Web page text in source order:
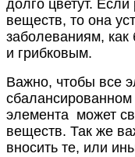
долго цветут.
веществ, то она
заболеваниям,
и грибковым.
Важно, чтобы все
сбалансированном
элемента может
веществ. Так же
вносить те, или